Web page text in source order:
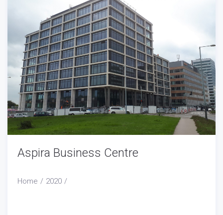
Aspira Business Centre
Home 2020